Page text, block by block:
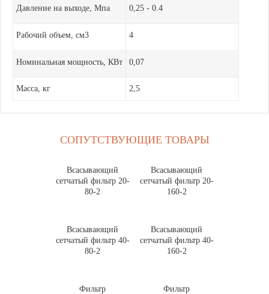
Давление на выходе, Мпа 0,25 - 0.4
Рабочий объем, см3 4
Номинальная мощность, КВт 0,07
Масса, кг 2,5
СОПУТСТВУЮЩИЕ ТОВАРЫ
Всасывающий
сетчатый фильтр 20-
80-2
Всасывающий
сетчатый фильтр 20-
160-2
Всасывающий
сетчатый фильтр 40-
80-2
Всасывающий
сетчатый фильтр 40-
160-2
Фильтр
Фильтр